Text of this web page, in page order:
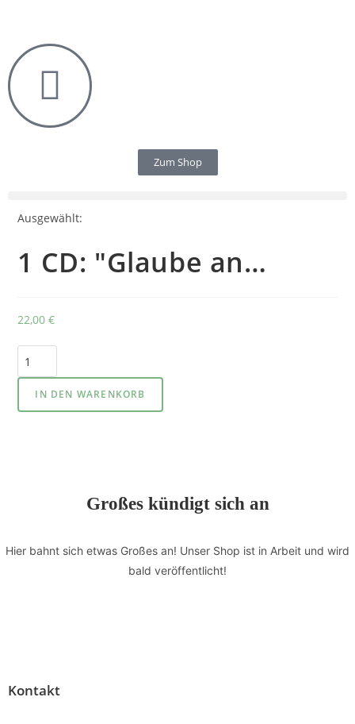
Zum Shop
Ausgewählt:
1 CD: "Glaube an…
22,00€
IN DEN WARENKORB
Großes kündigt sich an
Hier bahnt sich etwas Großes an! Unser Shop ist in Arbeit und wird
bald veröffentlicht!
Kontakt